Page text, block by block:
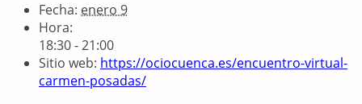
Fecha: enero 9
Hora:
18:30 - 21:00
Sitio web: https://ociocuenca.es/encuentro-virtual-
carmen-posadas/